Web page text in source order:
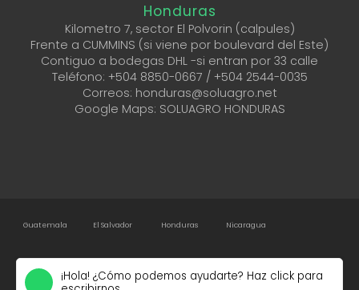
Honduras
Kilometro 7, sector El Polvorin (calpules)
Frente a CUMMINS (si viene por boulevard del Este)
Contiguo a bodegas DHL -si entran por 33 calle
Teléfono: +504 8850-0667 / ‎ +504 2544-0035
Correos: honduras@soluagro.net
Google Maps: SOLUAGRO HONDURAS
Guatemala El Salvador Honduras Nicaragua
¡Hola! ¿Cómo podemos ayudarte? Haz click para